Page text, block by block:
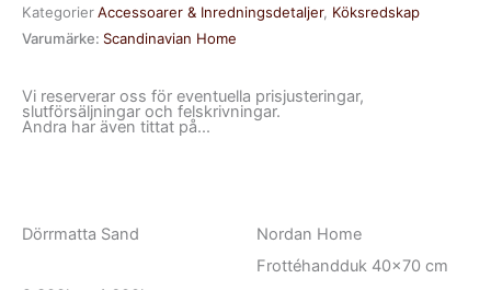
mängd
KategorierAccessoarer & Inredningsdetaljer, Köksredskap
Varumärke: Scandinavian Home
Vi reserverar oss för eventuella prisjusteringar,
slutförsäljningar och felskrivningar.
Andra har även tittat på...
Dörrmatta Sand
Nordan Home
Frottéhandduk 40×70 cm